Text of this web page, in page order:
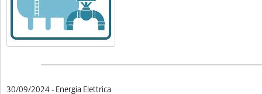
30/09/2024- Energia Elettrica